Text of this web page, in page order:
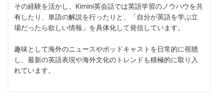
その経験を活かし、Kimini英会話では英語学習のノウハウを共
有したり、単語の解説を行ったりと、「自分が英語を学ぶ立
場だったら欲しい情報」を具体化して発信しています。
趣味として海外のニュースやポッドキャストを日常的に視聴
し、最新の英語表現や海外文化のトレンドも積極的に取り入
れています。